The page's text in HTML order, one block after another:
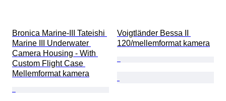
Bronica Marine-III Tateishi
Marine III Underwater
Camera Housing - With
Custom Flight Case
Mellemformat kamera
Voigtländer Bessa II
120/mellemformat kamera